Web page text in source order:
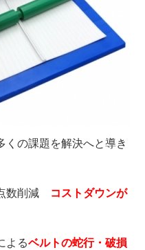
くの課題を解決へと導き
数削減 コストダウンが
よるベルトの蛇行・破損